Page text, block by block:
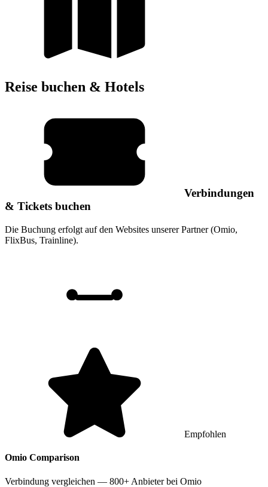
Reise buchen & Hotels
Verbindungen
& Tickets buchen
Die Buchung erfolgt auf den Websites unserer Partner (Omio,
FlixBus, Trainline).
Empfohlen
Omio Comparison
Verbindung vergleichen — 800+ Anbieter bei Omio